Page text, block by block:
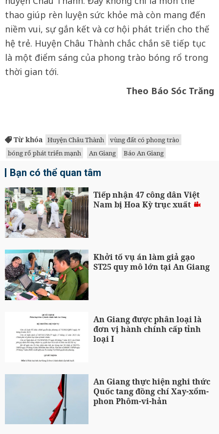
thao giúp rèn luyện sức khỏe mà còn mang đến
niềm vui, sự gắn kết và cơ hội phát triển cho thế
hệ trẻ. Huyện Châu Thành chắc chắn sẽ tiếp tục
là một điểm sáng của phong trào bóng rổ trong
thời gian tới.
Theo Báo Sóc Trăng
Từ khóa Huyện Châu Thành
vùng đất có phong trào
bóng rổ phát triển mạnh
An Giang Báo An Giang
Bạn có thể quan tâm
Tiếp nhận 47 công dân Việt
Nam bị Hoa Kỳ trục xuất
Khởi tố vụ án làm giả gạo
ST25 quy mô lớn tại An Giang
An Giang được phân loại là
đơn vị hành chính cấp tỉnh
loại I
An Giang thực hiện nghi thức
Quốc tang đồng chí Xay-xổm-
phon Phôm-vi-hản